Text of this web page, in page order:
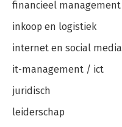
financieel management
inkoop en logistiek
internet en social media
it-management / ict
juridisch
leiderschap